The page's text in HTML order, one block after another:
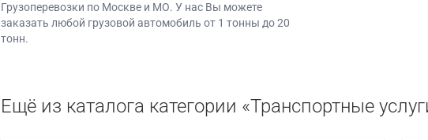
Грузоперевозки по Москве и МО. У нас Вы можете
заказать любой грузовой автомобиль от 1 тонны до 20
тонн.
Ещё из каталога категории «Транспортные